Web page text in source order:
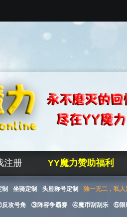
注册 YY魔力赞助福利
制 坐骑定制 头显称号定制 独一无二，私人
攻号角 ③阵容争霸赛 ④魔币刮刮乐 ⑤限